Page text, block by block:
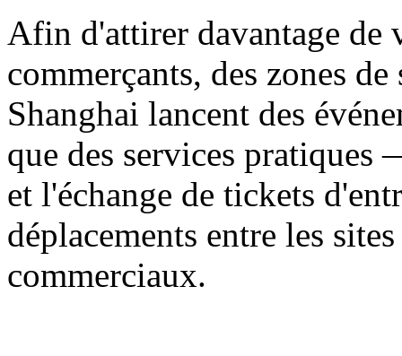
Afin d'attirer davantage de
commerçants, des zones
Shanghai lancent des
que des services pratiques
et l'échange de tickets
déplacements entre les
commerciaux.